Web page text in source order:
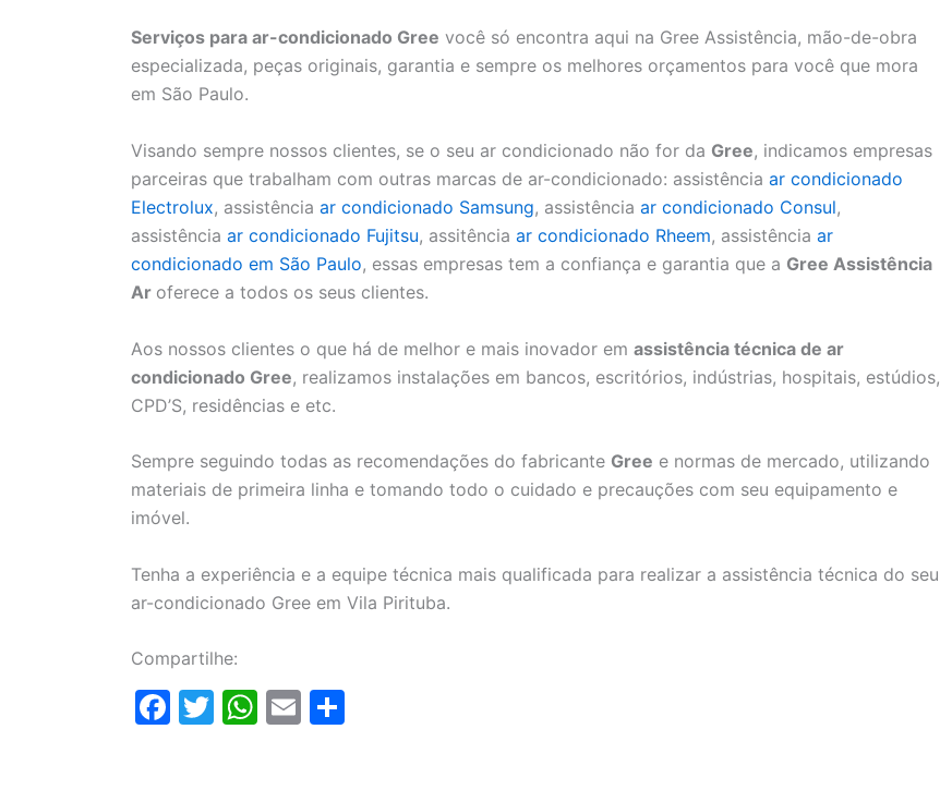
Serviços para ar-condicionado Gree você só encontra aqui na Gree Assistência, mão-de-obra
especializada, peças originais, garantia e sempre os melhores orçamentos para você que mora
em São Paulo.
Visando sempre nossos clientes, se o seu ar condicionado não for da Gree, indicamos empresas
parceiras que trabalham com outras marcas de ar-condicionado: assistência ar condicionado
Electrolux, assistência ar condicionado Samsung, assistência ar condicionado Consul,
assistência ar condicionado Fujitsu, assitência ar condicionado Rheem, assistência ar
condicionado em São Paulo, essas empresas tem a confiança e garantia que a Gree Assistência
Ar oferece a todos os seus clientes.
Aos nossos clientes o que há de melhor e mais inovador em assistência técnica de ar
condicionado Gree, realizamos instalações em bancos, escritórios, indústrias, hospitais, estúdios,
CPD’S, residências e etc.
Sempre seguindo todas as recomendações do fabricante Gree e normas de mercado, utilizando
materiais de primeira linha e tomando todo o cuidado e precauções com seu equipamento e
imóvel.
Tenha a experiência e a equipe técnica mais qualificada para realizar a assistência técnica do seu
ar-condicionado Gree em Vila Pirituba.
Compartilhe:
F
T
W E